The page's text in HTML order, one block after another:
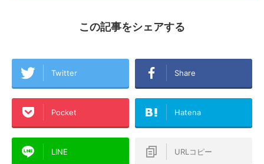
この記事をシェアする
Twitter Share
Pocket Hatena
LINE URLコピー